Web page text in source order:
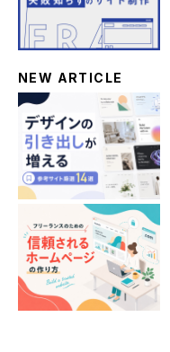
NEW ARTICLE